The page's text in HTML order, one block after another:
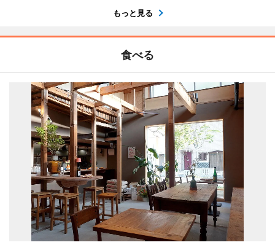
もっと見る
食べる